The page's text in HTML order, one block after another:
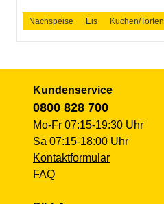
Nachspeise Eis Kuchen/Torten
Kundenservice
0800 828 700
Mo-Fr 07:15-19:30 Uhr
Sa 07:15-18:00 Uhr
Kontaktformular
FAQ